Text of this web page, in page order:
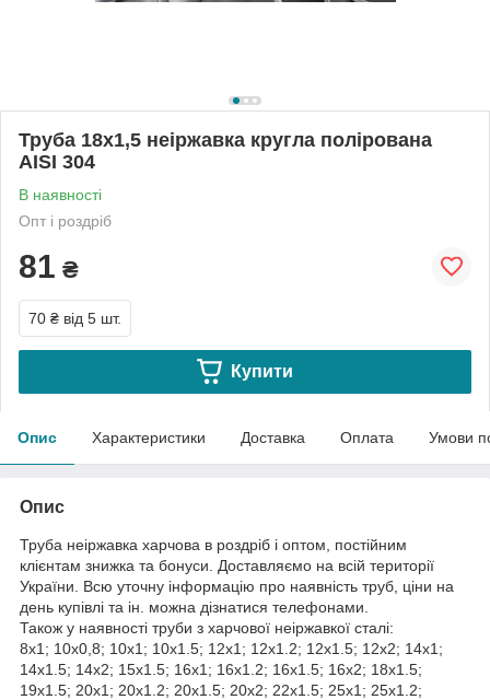
Труба 18х1,5 неіржавка кругла полірована
АІSI 304
В наявності
Опт і роздріб
81 ₴
70 ₴ від 5 шт.
Купити
Опис Характеристики Доставка Оплата Умови
Опис
Труба неіржавка харчова в роздріб і оптом, постійним
клієнтам знижка та бонуси. Доставляємо на всій території
України. Всю уточну інформацію про наявність труб, ціни на
день купівлі та ін. можна дізнатися телефонами.
Також у наявності труби з харчової неіржавкої сталі:
8х1; 10х0,8; 10х1; 10х1.5; 12х1; 12х1.2; 12х1.5; 12х2; 14х1;
14х1.5; 14х2; 15х1.5; 16х1; 16х1.2; 16х1.5; 16х2; 18х1.5;
19х1.5; 20х1; 20х1.2; 20х1.5; 20х2; 22х1.5; 25х1; 25х1.2;